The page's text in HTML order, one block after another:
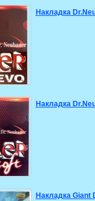
Накладка
Накладка
Накладка Giant